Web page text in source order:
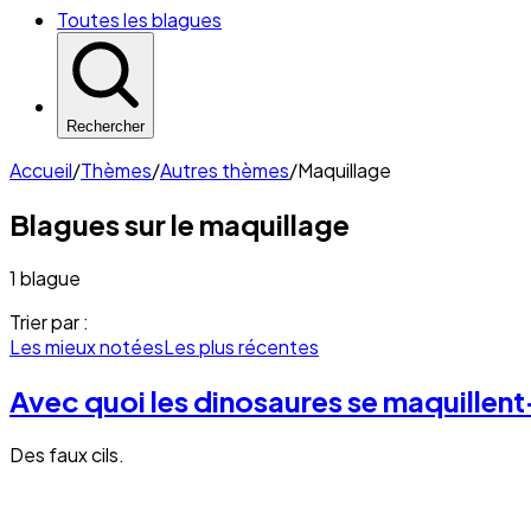
Toutes les blagues
Rechercher
Accueil/Thèmes/Autres thèmes/Maquillage
Blagues sur le maquillage
1 blague
Trier par :
Les mieux notéesLes plus récentes
Avec quoi les dinosaures se
Des faux cils.